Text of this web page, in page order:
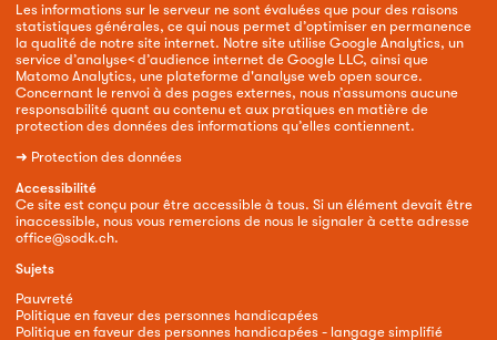
Les informations sur le serveur ne sont évaluées que pour des raisons
statistiques générales, ce qui nous permet d’optimiser en permanence
la qualité de notre site internet. Notre site utilise Google Analytics, un
service d’analyse< d’audience internet de Google LLC, ainsi que
Matomo Analytics, une plateforme d'analyse web open source.
Concernant le renvoi à des pages externes, nous n’assumons aucune
responsabilité quant au contenu et aux pratiques en matière de
protection des données des informations qu’elles contiennent.
➜ Protection des données
Accessibilité
Ce site est conçu pour être accessible à tous. Si un élément devait être
inaccessible, nous vous remercions de nous le signaler à cette adresse
office@sodk.ch.
Sujets
Pauvreté
Politique en faveur des personnes handicapées
Politique en faveur des personnes handicapées - langage simplifié